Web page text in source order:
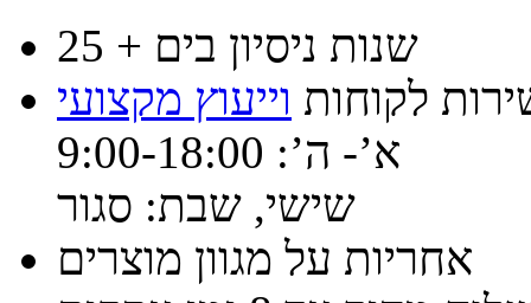
25 + שנות ניסיון בים
לקוחות וייעוץ מקצועי
א’- ה’: 9:00-18:00
שישי, שבת: סגור
אחריות על מגוון מוצרים